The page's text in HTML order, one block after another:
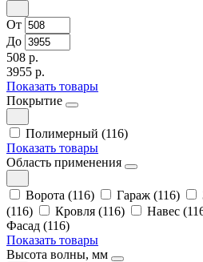
От
До
508 р.
3955 р.
Показать товары
Покрытие
Полимерный (116)
Показать товары
Область применения
Ворота (116) Гараж (116)
(116)
Кровля (116) Навес
Фасад (116)
Показать товары
Высота волны, мм